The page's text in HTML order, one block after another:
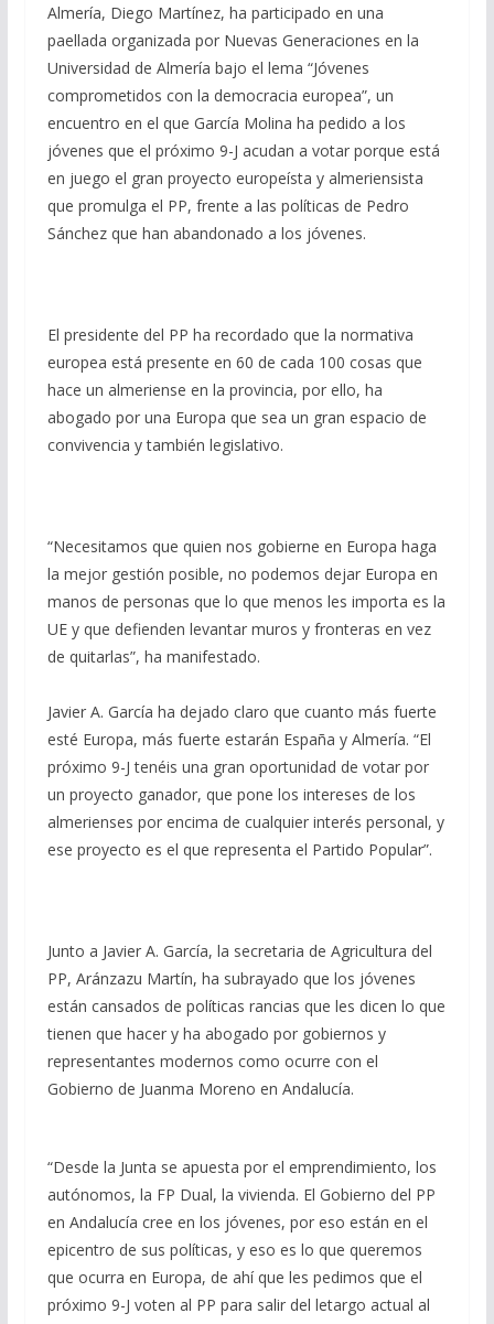
Almería, Diego Martínez, ha participado en una
paellada organizada por Nuevas Generaciones en la
Universidad de Almería bajo el lema “Jóvenes
comprometidos con la democracia europea”, un
encuentro en el que García Molina ha pedido a los
jóvenes que el próximo 9-J acudan a votar porque está
en juego el gran proyecto europeísta y almeriensista
que promulga el PP, frente a las políticas de Pedro
Sánchez que han abandonado a los jóvenes.
El presidente del PP ha recordado que la normativa
europea está presente en 60 de cada 100 cosas que
hace un almeriense en la provincia, por ello, ha
abogado por una Europa que sea un gran espacio de
convivencia y también legislativo.
“Necesitamos que quien nos gobierne en Europa haga
la mejor gestión posible, no podemos dejar Europa en
manos de personas que lo que menos les importa es la
UE y que defienden levantar muros y fronteras en vez
de quitarlas”, ha manifestado.
Javier A. García ha dejado claro que cuanto más fuerte
esté Europa, más fuerte estarán España y Almería. “El
próximo 9-J tenéis una gran oportunidad de votar por
un proyecto ganador, que pone los intereses de los
almerienses por encima de cualquier interés personal, y
ese proyecto es el que representa el Partido Popular”.
Junto a Javier A. García, la secretaria de Agricultura del
PP, Aránzazu Martín, ha subrayado que los jóvenes
están cansados de políticas rancias que les dicen lo que
tienen que hacer y ha abogado por gobiernos y
representantes modernos como ocurre con el
Gobierno de Juanma Moreno en Andalucía.
“Desde la Junta se apuesta por el emprendimiento, los
autónomos, la FP Dual, la vivienda. El Gobierno del PP
en Andalucía cree en los jóvenes, por eso están en el
epicentro de sus políticas, y eso es lo que queremos
que ocurra en Europa, de ahí que les pedimos que el
próximo 9-J voten al PP para salir del letargo actual al